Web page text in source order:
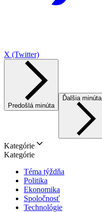
X (Twitter)
Predošlá minúta
Ďalšia minúta
Kategórie
Kategórie
Téma týždňa
Politika
Ekonomika
Spoločnosť
Technológie